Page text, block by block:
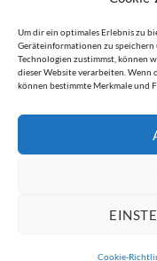
Um dir ein optimales Erlebnis zu
Geräteinformationen zu speichern
Technologien zustimmst, können
dieser Website verarbeiten.
können bestimmte Merkmale und
Cookie-
Sorry,